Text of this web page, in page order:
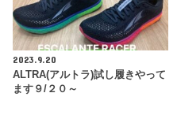
2023.9.20
ALTRA(アルトラ)試し履きやって
ます９/２０～